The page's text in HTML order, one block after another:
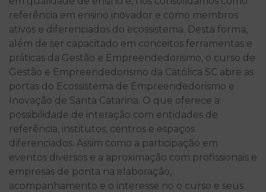
referência em ensino inovador e como membros
ativos e diferenciados do ecossistema. Desta forma,
além de ser capacitado em conceitos ferramentas e
práticas da Gestão e Empreendedorismo, o curso de
Gestão e Empreendedorismo da Católica SC abre as
portas do Ecossistema de Empreendedorismo e
Inovação de Santa Catarina. O que oferece a
possibilidade de interação com entidades de
referência, institutos, centros e espaços
diferenciados. Assim como a participação em
eventos diversos e a aproximação com profissionais e
empresas de ponta na elaboração,
acompanhamento e o interesse no o curso e seus